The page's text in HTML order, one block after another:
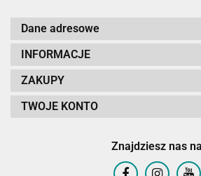
Dane adresowe
INFORMACJE
ZAKUPY
TWOJE KONTO
Znajdziesz nas na